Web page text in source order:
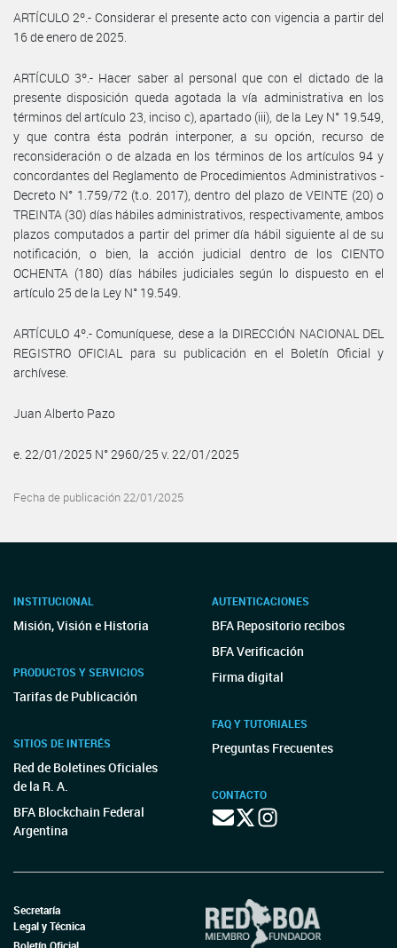
ARTÍCULO 2º.- Considerar el presente acto con vigencia a partir del
16 de enero de 2025.
ARTÍCULO 3º.- Hacer saber al personal que con el dictado de la
presente disposición queda agotada la vía administrativa en los
términos del artículo 23, inciso c), apartado (iii), de la Ley N° 19.549,
y que contra ésta podrán interponer, a su opción, recurso de
reconsideración o de alzada en los términos de los artículos 94 y
concordantes del Reglamento de Procedimientos Administrativos -
Decreto N° 1.759/72 (t.o. 2017), dentro del plazo de VEINTE (20) o
TREINTA (30) días hábiles administrativos, respectivamente, ambos
plazos computados a partir del primer día hábil siguiente al de su
notificación, o bien, la acción judicial dentro de los CIENTO
OCHENTA (180) días hábiles judiciales según lo dispuesto en el
artículo 25 de la Ley N° 19.549.
ARTÍCULO 4º.- Comuníquese, dese a la DIRECCIÓN NACIONAL DEL
REGISTRO OFICIAL para su publicación en el Boletín Oficial y
archívese.
Juan Alberto Pazo
e. 22/01/2025 N° 2960/25 v. 22/01/2025
Fecha de publicación 22/01/2025
INSTITUCIONAL
Misión, Visión e Historia
PRODUCTOS Y SERVICIOS
Tarifas de Publicación
SITIOS DE INTERÉS
Red de Boletines Oficiales
de la R. A.
BFA Blockchain Federal
Argentina
AUTENTICACIONES
BFA Repositorio recibos
BFA Verificación
Firma digital
FAQ Y TUTORIALES
Preguntas Frecuentes
CONTACTO
Secretaría
Legal y Técnica
Boletín Oficial